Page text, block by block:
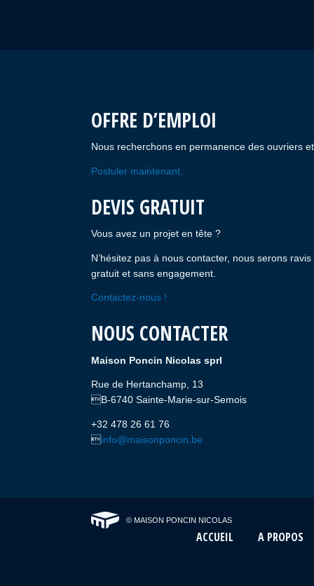
OFFRE D’EMPLOI
Nous recherchons en permanence des ouvriers
Postuler maintenant.
DEVIS GRATUIT
Vous avez un projet en tête ?
N’hésitez pas à nous contacter, nous serons
gratuit et sans engagement.
Contactez-nous !
NOUS CONTACTER
Maison Poncin Nicolas sprl
Rue de Hertanchamp, 13
B-6740 Sainte-Marie-sur-Semois
+32 478 26 61 76
info@maisonponcin.be
© MAISON PONCIN NICOLAS
ACCUEIL A PROPOS